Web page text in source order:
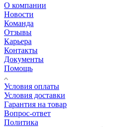
О компании
Новости
Команда
Отзывы
Карьера
Контакты
Документы
Помощь
Условия оплаты
Условия доставки
Гарантия на товар
Вопрос-ответ
Политика